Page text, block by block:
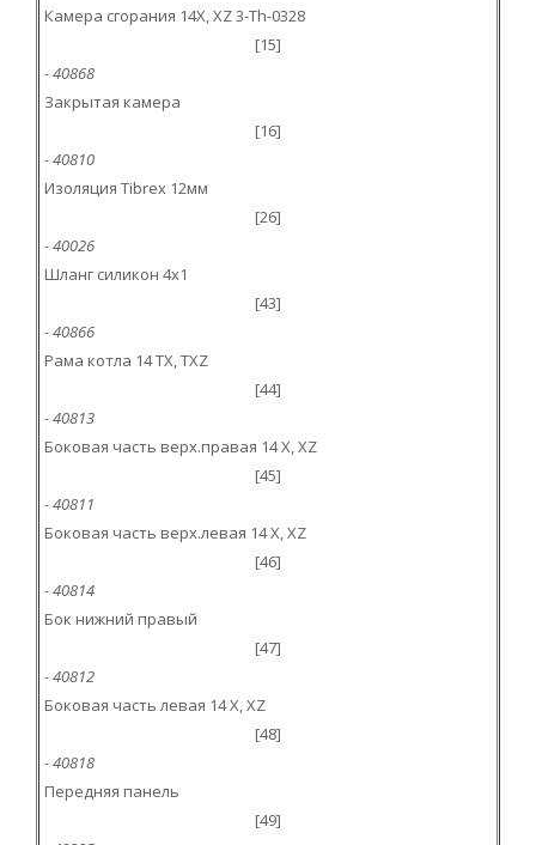
Камера сгорания 14X, XZ 3-Th-0328
[15]
- 40868
Закрытая камера
[16]
- 40810
Изоляция Tibrex 12мм
[26]
- 40026
Шланг силикон 4x1
[43]
- 40866
Рама котла 14 TX, TXZ
[44]
- 40813
Боковая часть верх.правая 14 X, XZ
[45]
- 40811
Боковая часть верх.левая 14 X, XZ
[46]
- 40814
Бок нижний правый
[47]
- 40812
Боковая часть левая 14 X, XZ
[48]
- 40818
Передняя панель
[49]